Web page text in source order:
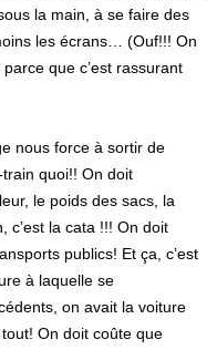
la main, à se faire des
les écrans… (Ouf!!! On
que c’est rassurant
nous force à sortir de
quoi!! On doit
le poids des sacs, la
la cata !!! On doit
publics! Et ça, c’est
à laquelle se
on avait la voiture
On doit coûte que